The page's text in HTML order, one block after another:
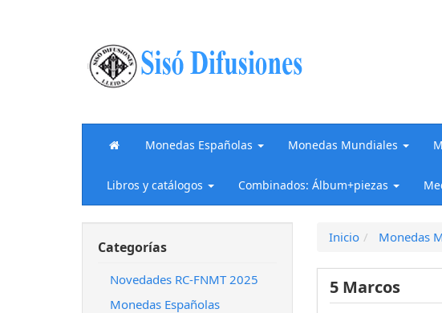
Monedas Españolas Monedas Mundiales
Libros y catálogos Combinados: Álbum+piezas
Categorías
Novedades RC-FNMT 2025
Monedas Españolas
Inicio Monedas
5 Marcos